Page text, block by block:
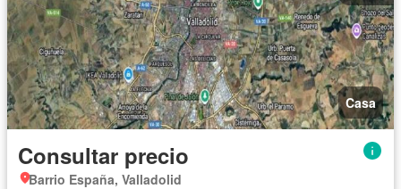
Casa
Consultar precio
Barrio España, Valladolid